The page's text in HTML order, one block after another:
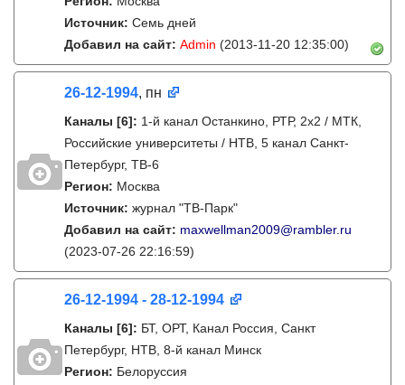
Источник: Семь дней
Добавил на сайт: Admin (2013-11-20 12:35:00)
26-12-1994, пн
Каналы [6]: 1-й канал Останкино, РТР, 2х2 / МТК,
Российские университеты / НТВ, 5 канал Санкт-
Петербург, ТВ-6
Регион: Москва
Источник: журнал "ТВ-Парк"
Добавил на сайт: maxwellman2009@rambler.ru
(2023-07-26 22:16:59)
26-12-1994 - 28-12-1994
Каналы [6]: БТ, ОРТ, Канал Россия, Санкт
Петербург, НТВ, 8-й канал Минск
Регион: Белоруссия